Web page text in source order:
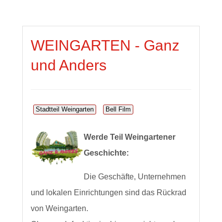
WEINGARTEN - Ganz
und Anders
Stadtteil Weingarten Bell Film
Werde Teil Weingartener
Geschichte:
Die Geschäfte, Unternehmen
und lokalen Einrichtungen sind das Rückrad
von Weingarten.